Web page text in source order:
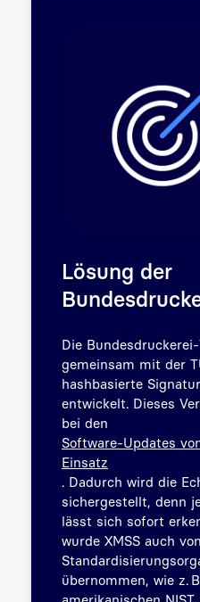
Lösung der
Die
gemeinsam mit der
hashbasierte
entwickelt. Dieses
bei den
Software-Updates
Einsatz
. Dadurch wird die
sichergestellt, denn
lässt sich sofort
wurde XMSS auch
übernommen, wie z.